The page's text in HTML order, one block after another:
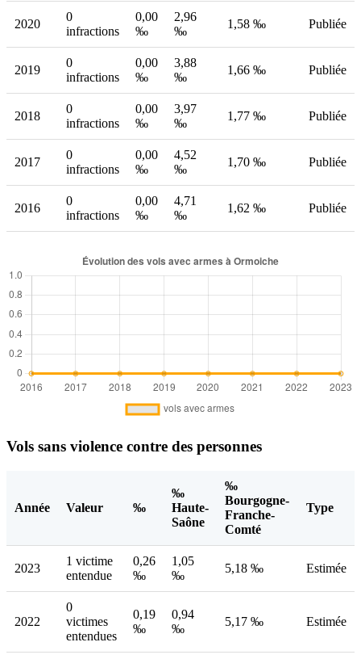
2020
0
infractions
0,00
‰
2,96
‰
1,58 ‰ Publiée
2019
0
infractions
0,00
‰
3,88
‰
1,66 ‰ Publiée
2018
0
infractions
0,00
‰
3,97
‰
1,77 ‰ Publiée
2017
0
infractions
0,00
‰
4,52
‰
1,70 ‰ Publiée
2016
0
infractions
0,00
‰
4,71
‰
1,62 ‰ Publiée
Vols sans violence contre des personnes
Année Valeur ‰
‰
Haute-
Saône
‰
Bourgogne-
Franche-
Comté
Type
2023
1 victime
entendue
0,26
‰
1,05
‰
5,18 ‰ Estimée
2022
0
victimes
entendues
0,19
‰
0,94
‰
5,17 ‰ Estimée